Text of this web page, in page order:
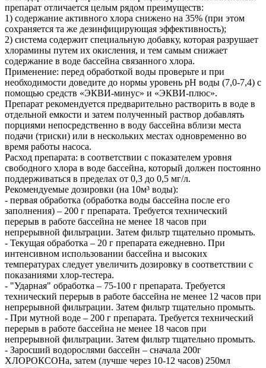
препарат отличается целым рядом преимуществ:
1) содержание активного хлора снижено на 35% (при этом
сохраняется та же дезинфицирующая эффективность);
2) система содержит специальную добавку, которая разрушает
хлорамины путем их окисления, и тем самым снижает
содержание в воде бассейна связанного хлора.
Применение: перед обработкой воды проверьте и при
необходимости доведите до нормы уровень рН воды (7,0-7,4) с
помощью средств «ЭКВИ-минус» и «ЭКВИ-плюс».
Препарат рекомендуется предварительно растворить в воде в
отдельной емкости и затем полученный раствор добавлять
порциями непосредственно в воду бассейна вблизи места
подачи (триски) или в нескольких местах одновременно во
время работы насоса.
Расход препарата: в соответствии с показателем уровня
свободного хлора в воде бассейна, который должен постоянно
поддерживаться в пределах от 0,3 до 0,5 мг/л.
Рекомендуемые дозировки (на 10м³ воды):
- первая обработка (обработка воды бассейна после его
заполнения) – 200 г препарата. Требуется технический
перерыв в работе бассейна не менее 18 часов при
непрерывной фильтрации. Затем фильтр тщательно промыть.
- Текущая обработка – 20 г препарата ежедневно. При
интенсивном использовании бассейна и высоких
температурах следует увеличить дозировку в соответствии с
показаниями хлор-тестера.
- "Ударная" обработка – 75-100 г препарата. Требуется
технический перерыв в работе бассейна не менее 12 часов при
непрерывной фильтрации. Затем фильтр тщательно промыть.
- При мутной воде – 200 г препарата. Требуется технический
перерыв в работе бассейна не менее 18 часов при
непрерывной фильтрации. Затем фильтр тщательно промыть.
- Заросший водорослями бассейн – сначала 200г
ХЛОРОКСОНа, затем (лучше через 10-12 часов) 250мл